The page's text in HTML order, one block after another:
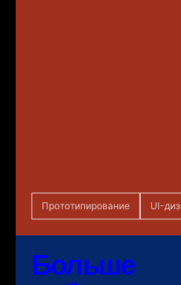
Прототипирование UI-
Больше